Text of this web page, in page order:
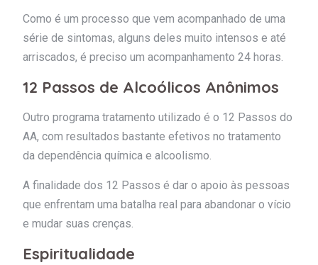
Como é um processo que vem acompanhado de uma
série de sintomas, alguns deles muito intensos e até
arriscados, é preciso um acompanhamento 24 horas.
12 Passos de Alcoólicos Anônimos
Outro programa tratamento utilizado é o 12 Passos do
AA, com resultados bastante efetivos no tratamento
da dependência química e alcoolismo.
A finalidade dos 12 Passos é dar o apoio às pessoas
que enfrentam uma batalha real para abandonar o vício
e mudar suas crenças.
Espiritualidade